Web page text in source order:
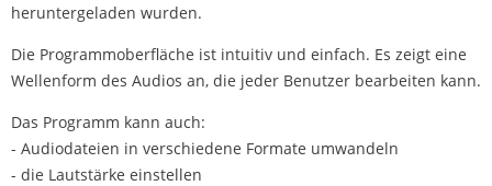
heruntergeladen wurden.
Die Programmoberfläche ist intuitiv und einfach. Es zeigt eine
Wellenform des Audios an, die jeder Benutzer bearbeiten kann.
Das Programm kann auch:
- Audiodateien in verschiedene Formate umwandeln
- die Lautstärke einstellen